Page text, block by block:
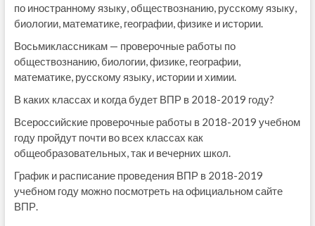
по иностранному языку, обществознанию, русскому языку,
биологии, математике, географии, физике и истории.
Восьмиклассникам — проверочные работы по
обществознанию, биологии, физике, географии,
математике, русскому языку, истории и химии.
В каких классах и когда будет ВПР в 2018-2019 году?
Всероссийские проверочные работы в 2018-2019 учебном
году пройдут почти во всех классах как
общеобразовательных, так и вечерних школ.
График и расписание проведения ВПР в 2018-2019
учебном году можно посмотреть на официальном сайте
ВПР.